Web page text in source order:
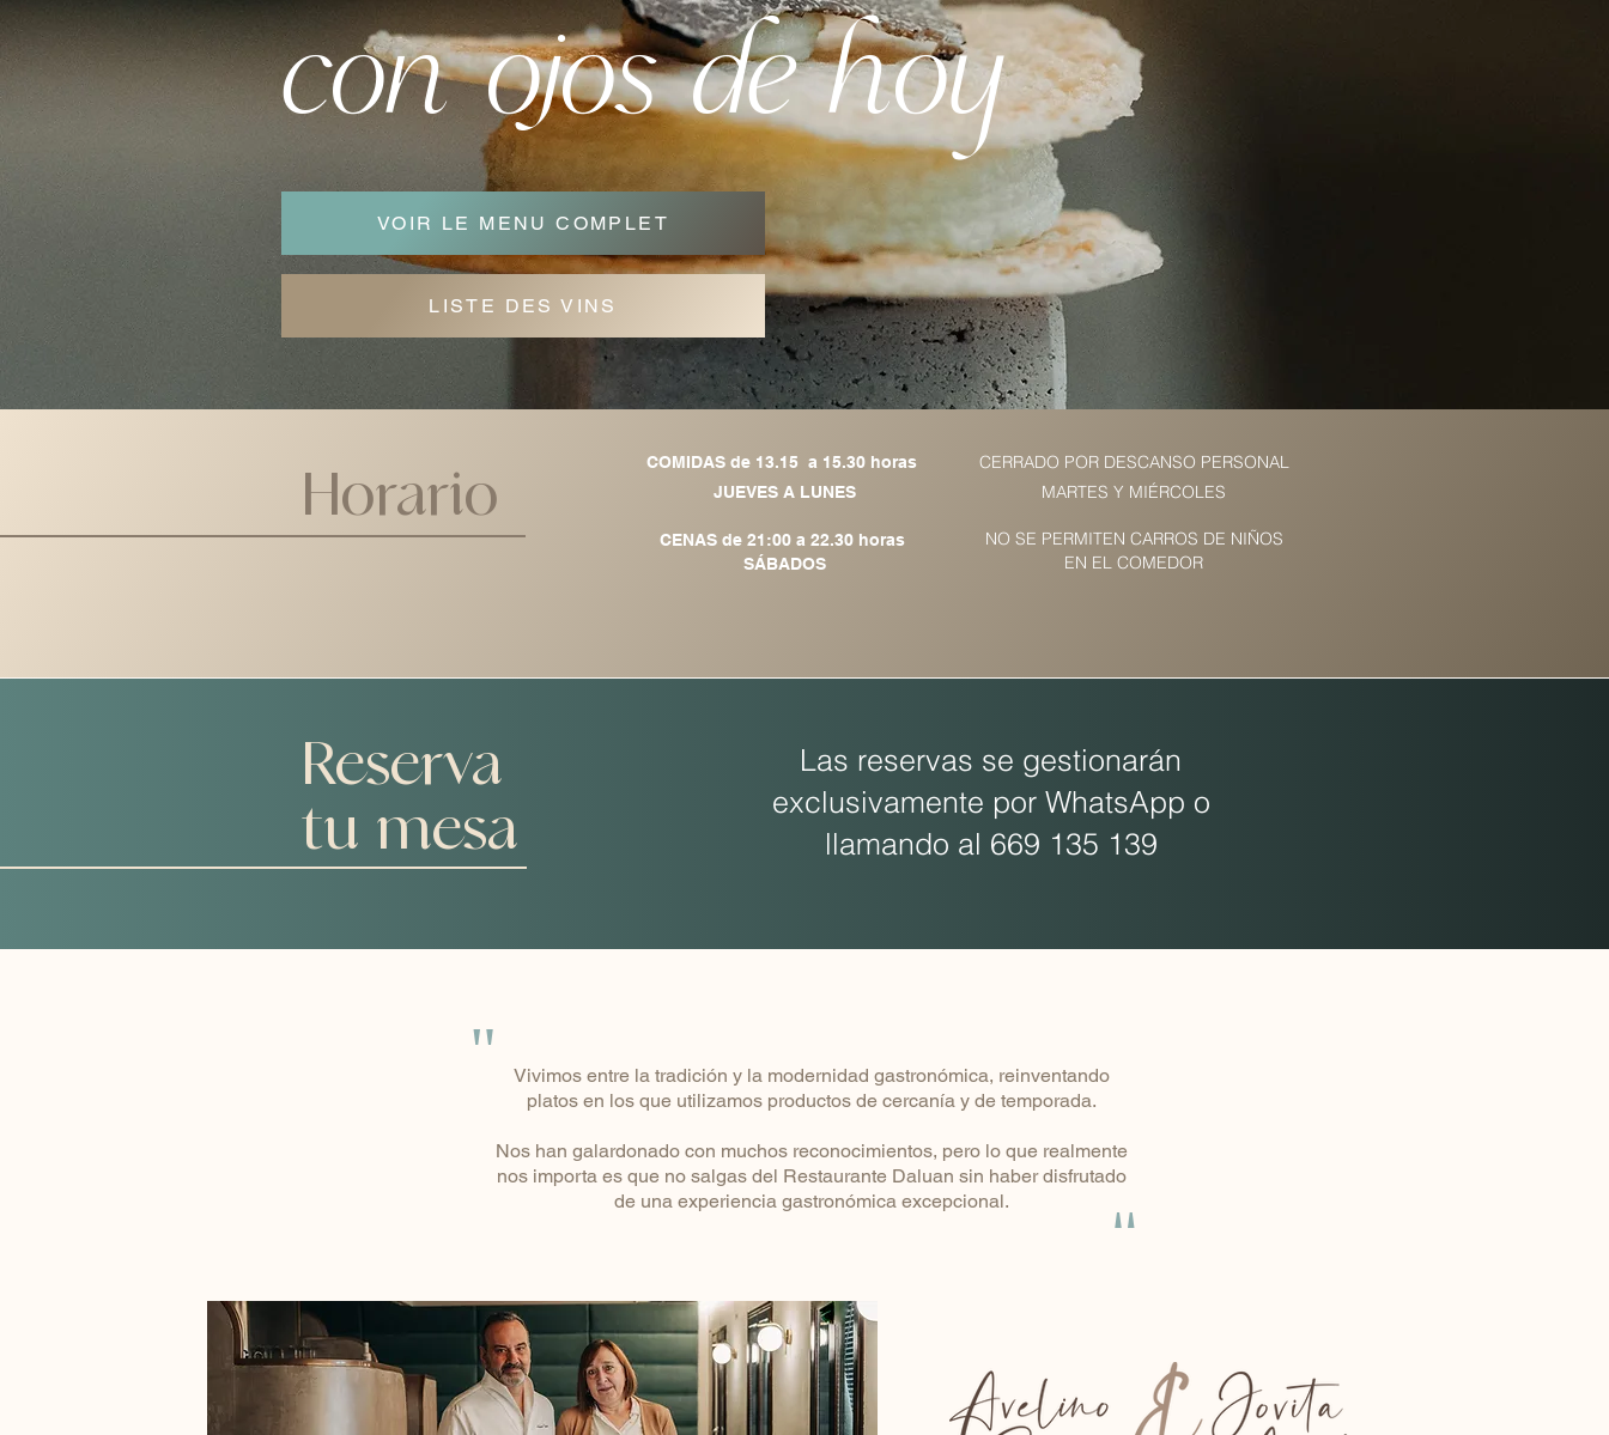
con ojos de hoy
VOIR LE MENU COMPLET
LISTE DES VINS
Horario
COMIDAS de 13.15 a 15.30 horas
JUEVES A LUNES
CENAS de 21:00 a 22.30 horas
SÁBADOS
CERRADO POR DESCANSO PERSONAL
MARTES Y MIÉRCOLES
NO SE PERMITEN CARROS DE NIÑOS
EN EL COMEDOR
Reserva
tu mesa
Las reservas se gestionarán
exclusivamente por WhatsApp o
llamando al 669 135 139
Vivimos entre la tradición y la modernidad gastronómica, reinventando
platos en los que utilizamos productos de cercanía y de temporada.
Nos han galardonado con muchos reconocimientos, pero lo que realmente
nos importa es que no salgas del Restaurante Daluan sin haber disfrutado
de una experiencia gastronómica excepcional.
"
"